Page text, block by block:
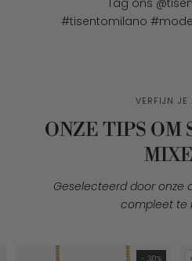
Tag ons
#tisentomilano
VERFIJN JE
ONZE TIPS OM
Geselecteerd door onze
compleet te
- 30%